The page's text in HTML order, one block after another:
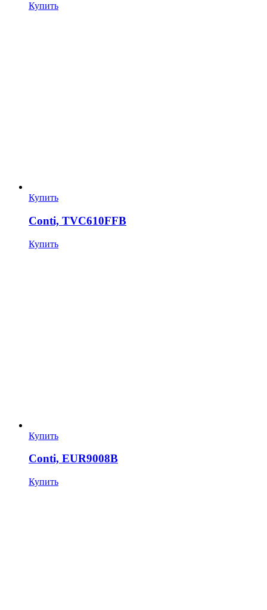
Купить
Купить
Conti, TVC610FFB
Купить
Купить
Conti, EUR9008B
Купить